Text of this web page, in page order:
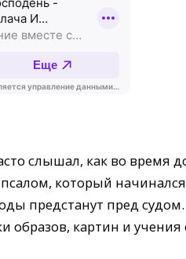
слышал, как во
который
предстанут пред
образов, картин и